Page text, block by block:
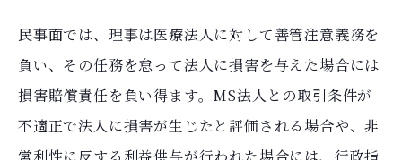
民事面では、理事は医療法人に対して善管注意義務を
負い、その任務を怠って法人に損害を与えた場合には
損害賠償責任を負い得ます。MS法人との取引条件が
不適正で法人に損害が生じたと評価される場合や、非